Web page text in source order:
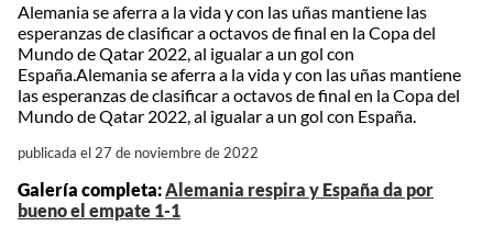
Alemania se aferra a la vida y con las uñas mantiene las
esperanzas de clasificar a octavos de final en la Copa del
Mundo de Qatar 2022, al igualar a un gol con
España.Alemania se aferra a la vida y con las uñas mantiene
las esperanzas de clasificar a octavos de final en la Copa del
Mundo de Qatar 2022, al igualar a un gol con España.
publicada el 27 de noviembre de 2022
Galería completa:Alemania respira y España da por
bueno el empate 1-1